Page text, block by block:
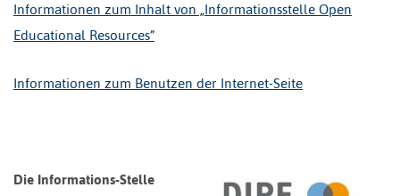
Informationen zum Inhalt von „Informationsstelle Open
Educational Resources”
Informationen zum Benutzen der Internet-Seite
Die Informations-Stelle